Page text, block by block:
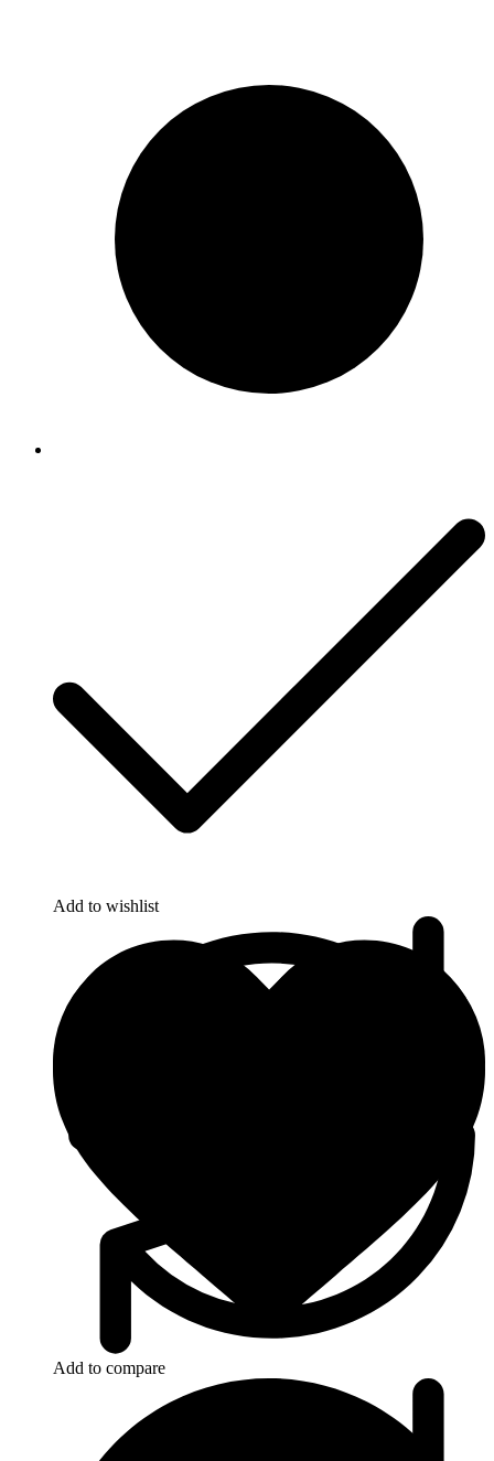
Add to wishlist
Add to compare